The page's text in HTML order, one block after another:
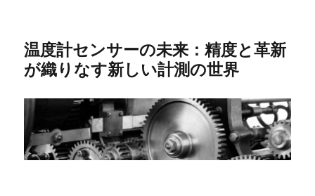
温度計センサーの未来：精度と革新
が織りなす新しい計測の世界